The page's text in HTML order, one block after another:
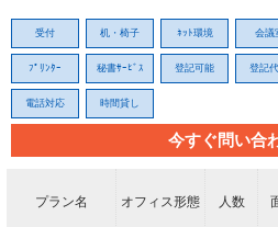
受付 机・椅子 ﾈｯﾄ環境 会議
ﾌﾟﾘﾝﾀｰ 秘書ｻｰﾋﾞｽ 登記可能 登記
電話対応 時間貸し
今すぐ問い合
プラン名 オフィス形態 人数